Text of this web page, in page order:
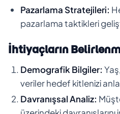
Pazarlama Stratejileri:
pazarlama taktikleri
İhtiyaçların
Demografik Bilgiler:
veriler hedef kitlenizi
Davranışsal Analiz: